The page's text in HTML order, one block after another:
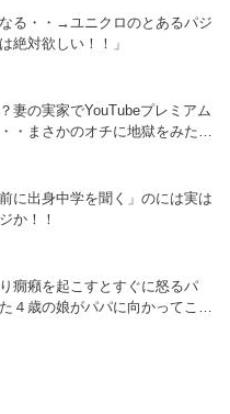
る・・→ユニクロのとあるパジ
絶対欲しい！！」
妻の実家でYouTubeプレミアム
・まさかのオチに地獄をみた
に出身中学を聞く」のには実は
か！！
癇癪を起こすとすぐに怒るパ
４歳の娘がパパに向かってこう